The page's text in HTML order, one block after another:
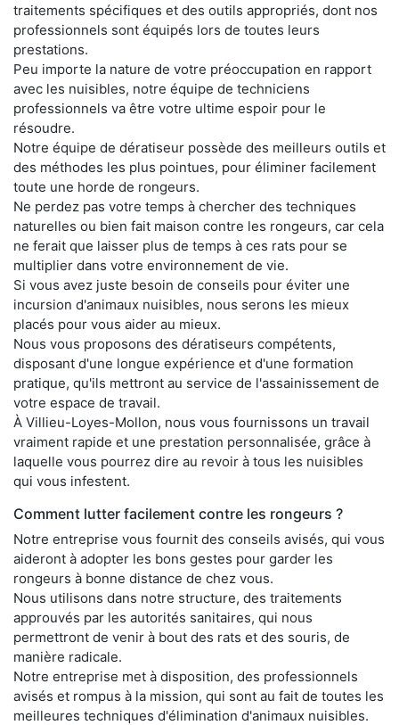
traitements spécifiques et des outils appropriés, dont nos
professionnels sont équipés lors de toutes leurs
prestations.
Peu importe la nature de votre préoccupation en rapport
avec les nuisibles, notre équipe de techniciens
professionnels va être votre ultime espoir pour le
résoudre.
Notre équipe de dératiseur possède des meilleurs outils et
des méthodes les plus pointues, pour éliminer facilement
toute une horde de rongeurs.
Ne perdez pas votre temps à chercher des techniques
naturelles ou bien fait maison contre les rongeurs, car cela
ne ferait que laisser plus de temps à ces rats pour se
multiplier dans votre environnement de vie.
Si vous avez juste besoin de conseils pour éviter une
incursion d'animaux nuisibles, nous serons les mieux
placés pour vous aider au mieux.
Nous vous proposons des dératiseurs compétents,
disposant d'une longue expérience et d'une formation
pratique, qu'ils mettront au service de l'assainissement de
votre espace de travail.
À Villieu-Loyes-Mollon, nous vous fournissons un travail
vraiment rapide et une prestation personnalisée, grâce à
laquelle vous pourrez dire au revoir à tous les nuisibles
qui vous infestent.
Comment lutter facilement contre les rongeurs ?
Notre entreprise vous fournit des conseils avisés, qui vous
aideront à adopter les bons gestes pour garder les
rongeurs à bonne distance de chez vous.
Nous utilisons dans notre structure, des traitements
approuvés par les autorités sanitaires, qui nous
permettront de venir à bout des rats et des souris, de
manière radicale.
Notre entreprise met à disposition, des professionnels
avisés et rompus à la mission, qui sont au fait de toutes les
meilleures techniques d'élimination d'animaux nuisibles.